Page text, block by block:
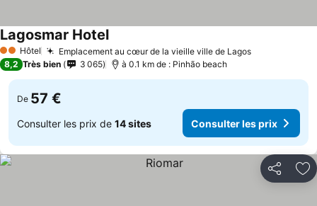
2 Étoiles
Hôtel Emplacement au cœur de la vieille ville de LagosConsulter
Lagosmar HotelConsulter les prix
8,2 Très bien 3 065 à 0.1 km de : Pinhão beach
De 57 €
Consulter les prix de 14 sites Consulter les prix
Partager